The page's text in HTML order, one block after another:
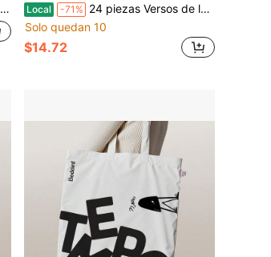
Local -71% 24 piezas Versos de la Biblia en español Serie de envolturas de vidrio DTF, envolturas DTF para vasos de 16 onzas, tazas decorativas, botellas, etc. Manualidades, suministros de arte, papel de transferencia para embalaje
Solo quedan 10
$14.72